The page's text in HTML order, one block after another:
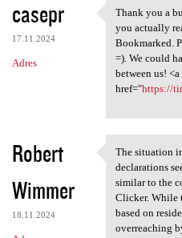
casepr
17.11.2024
Adres
Thank you
Thank you a
you actually
Bookmarked.
=). We could
between us! <a
href="https://
Robert
Wimmer
18.11.2024
The
The situation
declarations
similar to the
Clicker. While
based on
overreaching